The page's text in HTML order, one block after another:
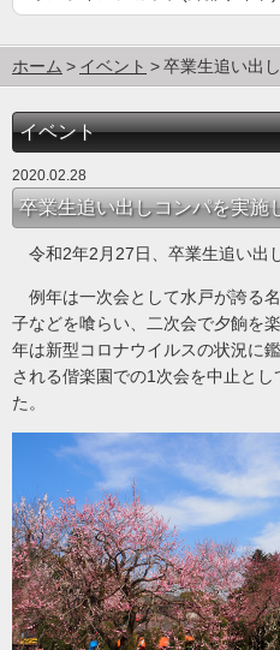
ホーム イベント 卒業生追い出
イベント
2020.02.28
卒業生追い出しコンパを実施
令和2年2月27日、卒業生追い出
例年は一次会として水戸が誇る
子などを喰らい、二次会で夕餉を
年は新型コロナウイルスの状況に
される偕楽園での1次会を中止と
た。